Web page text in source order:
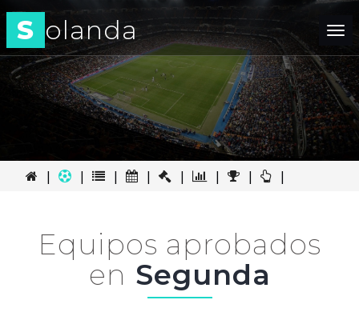
S olanda
| | | | | | | |
Equipos aprobados
en Segunda